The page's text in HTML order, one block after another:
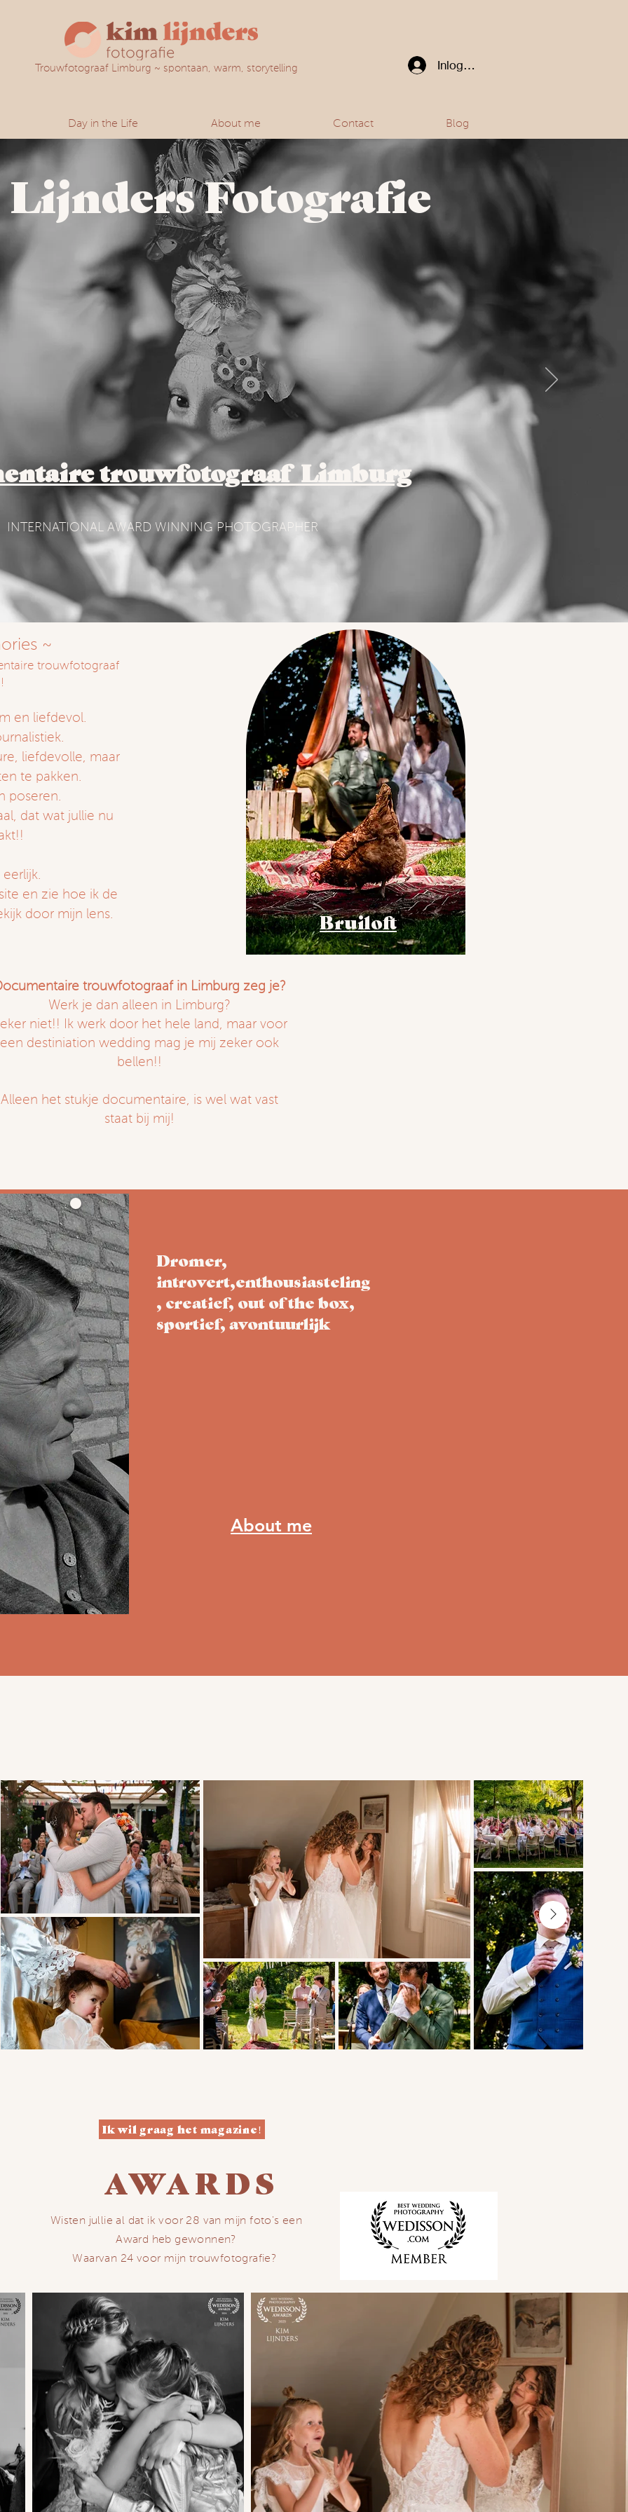
Trouwfotograaf Limburg ~ spontaan, warm, storytelling Inloggen
Day in the Life About me Contact Blog
Fotografie
trouwfotograaf Limburg
INTERNATIONAL AWARD WINNING PHOTOGRAPHER
~
trouwfotograaf
en liefdevol.
liefdevolle, maar
te pakken.
poseren.
dat wat jullie nu
en zie hoe ik de
door mijn lens.
Bruiloft
trouwfotograaf in Limburg zeg je?
Werk je dan alleen in Limburg?
niet!! Ik werk door het hele land, maar voor
een destiniation wedding mag je mij zeker ook
bellen!!
Alleen het stukje documentaire, is wel wat vast
staat bij mij!
About me
Dromer,
introvert,enthousiasteling
, creatief, out of the box,
sportief, avontuurlijk
Ik wil graag het magazine!
AWARDS
Wisten jullie al dat ik voor 28 van mijn foto's een
Award heb gewonnen?
Waarvan 24 voor mijn trouwfotografie?